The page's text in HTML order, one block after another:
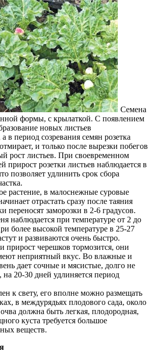
Семена
формы, с крылаткой. С появлением
новых листьев
в период созревания семян розетка
и только после вырезки побегов
рост листьев. При своевременном
прирост розетки листьев наблюдается в
позволяет удлинить срок сбора
растение, в малоснежные суровые
отрастать сразу после таяния
переносят заморозки в 2-6 градусов.
наблюдается при температуре от 2 до
более высокой температуре в 25-27
и развиваются очень быстро.
прирост черешков тормозится, они
неприятный вкус. Во влажные и
дает сочные и мясистые, долго не
20-30 дней удлиняется период
к свету, его вполне можно размещать
в междурядьях плодового сада, около
должна быть легкая, плодородная,
куста требуется большое
веществ.